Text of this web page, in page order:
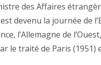
des Affaires
devenu la journée de
l’Allemagne de
le traité de Paris (1951)